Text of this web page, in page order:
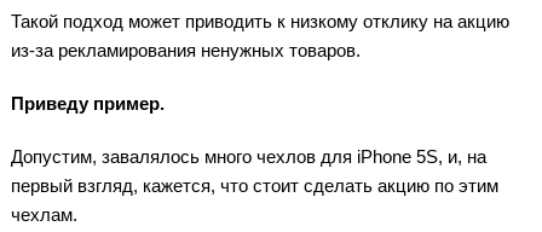
Такой подход может приводить к низкому отклику на акцию
из-за рекламирования ненужных товаров.
Приведу пример.
Допустим, завалялось много чехлов для iPhone 5S, и, на
первый взгляд, кажется, что стоит сделать акцию по этим
чехлам.